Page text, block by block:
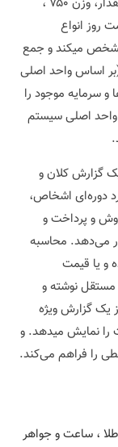
روز انواع
میکند و جمع
(بر اساس واحد اصلی
و سرمایه موجود را
واحد اصلی سیستم
گزارش کلان و
دوره‌ای اشخاص،
و پرداخت و
می‌دهد. محاسبه‌
و یا قیمت
مستقل نوشته و
یک گزارش ویژه
را نمایش میدهد. و
را فراهم می‌کند.
، ساعت و جواهر